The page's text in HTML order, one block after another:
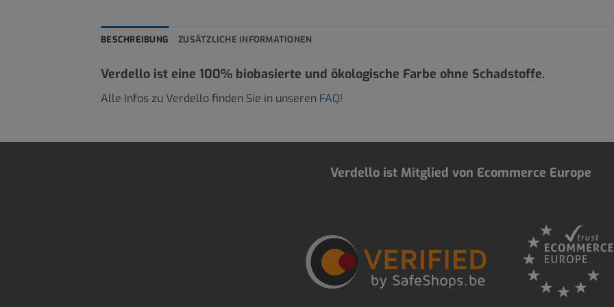
BESCHREIBUNG ZUSÄTZLICHE INFORMATIONEN
Verdello ist eine 100% biobasierte und ökologische Farbe ohne Schadstoffe.
Alle Infos zu Verdello finden Sie in unseren FAQ!
Verdello ist Mitglied von Ecommerce Europe